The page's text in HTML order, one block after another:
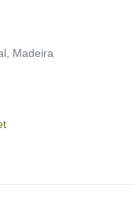
Madeira